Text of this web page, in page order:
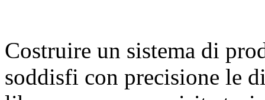
Costruire un sistema di
soddisfi con precisione le